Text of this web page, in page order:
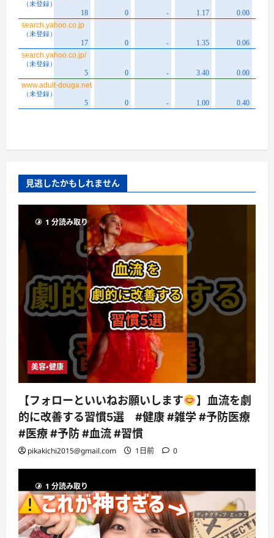
見逃したかもしれません
1 分読み取り
美容・健康
【フォローといいねお願いします
】血流を劇
的に改善する習慣5選 #健康 #雑学 #予防医療
#医療 #予防 #血流 #習慣
pikakichi2015@gmail.com 1日前 0
1 分読み取り